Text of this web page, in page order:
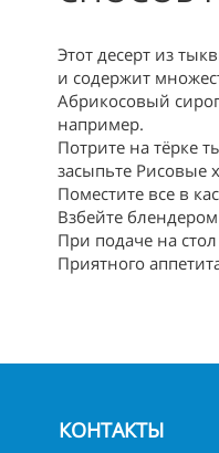
Этот десерт из
и содержит
Абрикосовый
например.
Потрите на тёрке
засыпьте Рисовые
Поместите все в
Взбейте
При подаче на
Приятного
КОНТАКТЫ